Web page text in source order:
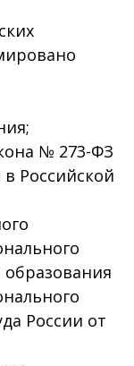
№ 273-ФЗ
Российской
России от